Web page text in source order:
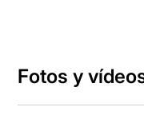
Fotos y